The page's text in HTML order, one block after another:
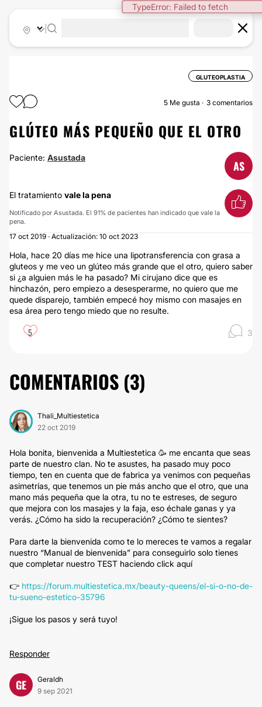
TypeError: Failed to fetch
GLUTEOPLASTIA
5 Me gusta 3 comentarios
GLÚTEO MÁS PEQUEÑO QUE EL OTRO
Paciente: Asustada
AS
El tratamiento vale la pena
Notificado por Asustada. El 91% de pacientes han indicado que vale la
pena.
17 oct 2019 · Actualización: 10 oct 2023
Hola, hace 20 días me hice una lipotransferencia con grasa a
gluteos y me veo un glúteo más grande que el otro, quiero saber
si ¿a alguien más le ha pasado? Mi cirujano dice que es
hinchazón, pero empiezo a desesperarme, no quiero que me
quede disparejo, también empecé hoy mismo con masajes en
esa área pero tengo miedo que no resulte.
5 3
COMENTARIOS (3)
Thali_Multiestetica
22 oct 2019
Hola bonita, bienvenida a Multiestetica 🥳 me encanta que seas
parte de nuestro clan. No te asustes, ha pasado muy poco
tiempo, ten en cuenta que de fabrica ya venimos con pequeñas
asimetrías, que tenemos un pie más ancho que el otro, que una
mano más pequeña que la otra, tu no te estreses, de seguro
que mejora con los masajes y la faja, eso échale ganas y ya
verás. ¿Cómo ha sido la recuperación? ¿Cómo te sientes?
Para darte la bienvenida como te lo mereces te vamos a regalar
nuestro “Manual de bienvenida” para conseguirlo solo tienes
que completar nuestro TEST haciendo click aquí
👉 https://forum.multiestetica.mx/beauty-queens/el-si-o-no-de-
tu-sueno-estetico-35796
¡Sigue los pasos y será tuyo!
Responder
GE
Geraldh
9 sep 2021